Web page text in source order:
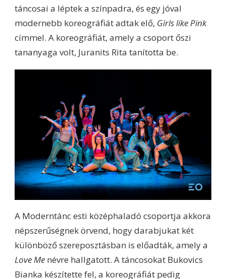
táncosai a léptek a színpadra, és egy jóval
modernebb koreográfiát adtak elő, Girls like Pink
címmel. A koreográfiát, amely a csoport őszi
tananyaga volt, Juranits Rita tanította be.
A Moderntánc esti középhaladó csoportja akkora
népszerűségnek örvend, hogy darabjukat két
különböző szereposztásban is előadták, amely a
Love Me névre hallgatott. A táncosokat Bukovics
Bianka készítette fel, a koreográfiát pedig